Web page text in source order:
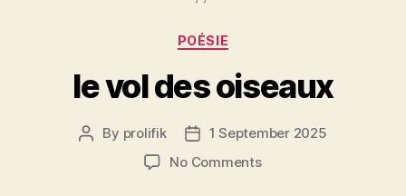
Categories
POÉSIE
le vol des oiseaux
Post
By prolifik
Post
date
1 September 2025
No Commentson